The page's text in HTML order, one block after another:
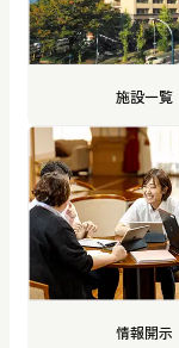
施設一覧
情報開示